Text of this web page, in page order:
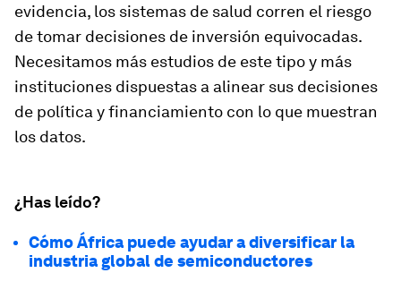
evidencia, los sistemas de salud corren el riesgo
de tomar decisiones de inversión equivocadas.
Necesitamos más estudios de este tipo y más
instituciones dispuestas a alinear sus decisiones
de política y financiamiento con lo que muestran
los datos.
¿Has leído?
Cómo África puede ayudar a diversificar la
industria global de semiconductores